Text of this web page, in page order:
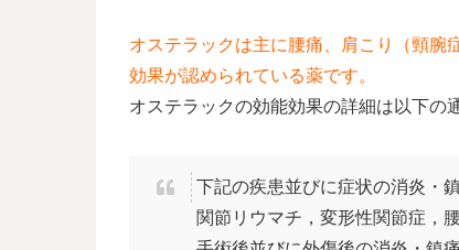
オステラックは主に腰痛、肩こり（頸腕
効果が認められている薬です。
オステラックの効能効果の詳細は以下の
下記の疾患並びに症状の消炎・
関節リウマチ，変形性関節症，